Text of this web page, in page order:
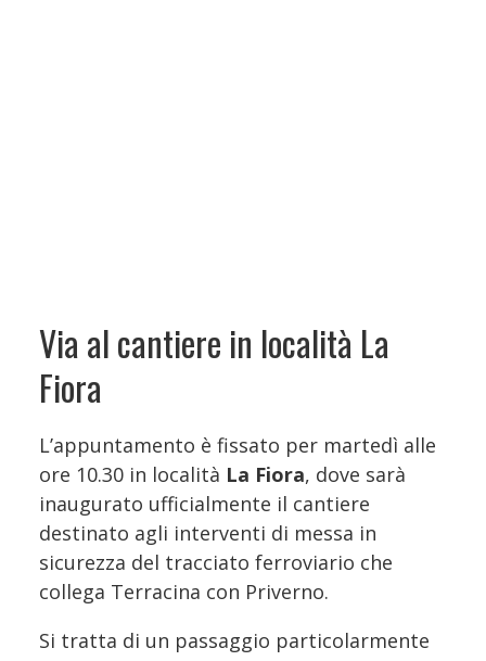
Via al cantiere in località La
Fiora
L’appuntamento è fissato per martedì alle
ore 10.30 in località La Fiora, dove sarà
inaugurato ufficialmente il cantiere
destinato agli interventi di messa in
sicurezza del tracciato ferroviario che
collega Terracina con Priverno.
Si tratta di un passaggio particolarmente